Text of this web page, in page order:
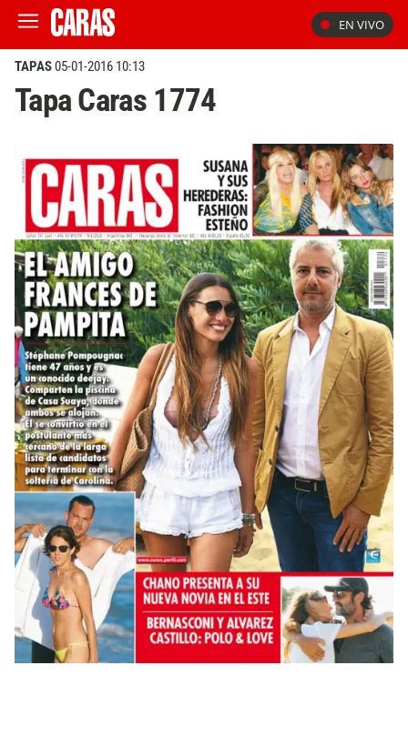
EN VIVO
TAPAS05-01-2016 10:13
Tapa Caras 1774